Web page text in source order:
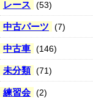
レース (53)
中古パーツ (7)
中古車 (146)
未分類 (71)
練習会 (2)